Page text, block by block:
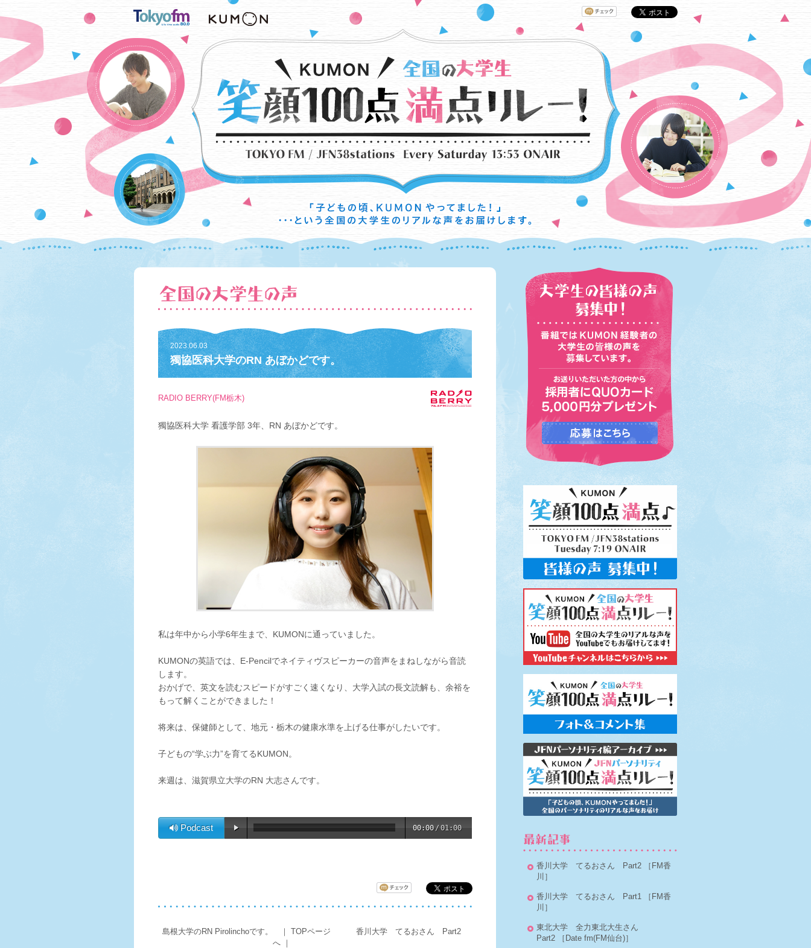
2023.06.03
獨協医科大学のRN あぼかどです。
RADIO BERRY(FM栃木)
獨協医科大学 看護学部 3年、RN あぼかどです。
私は年中から小学6年生まで、KUMONに通っていました。
KUMONの英語では、E-Pencilでネイティヴスピーカーの音声をまねしながら音読
します。
おかげで、英文を読むスピードがすごく速くなり、大学入試の長文読解も、余裕を
もって解くことができました！
将来は、保健師として、地元・栃木の健康水準を上げる仕事がしたいです。
子どもの“学ぶ力”を育てるKUMON。
来週は、滋賀県立大学のRN 大志さんです。
Podcast 00:00 /01:00
島根大学のRN Pirolinchoです。 ｜ TOPページ
へ ｜
香川大学 てるおさん Part2
香川大学 てるおさん Part2
［FM香
川］
香川大学 てるおさん Part1
［FM香
川］
東北大学 全力東北大生さん
Part2
［Date fm(FM仙台)］